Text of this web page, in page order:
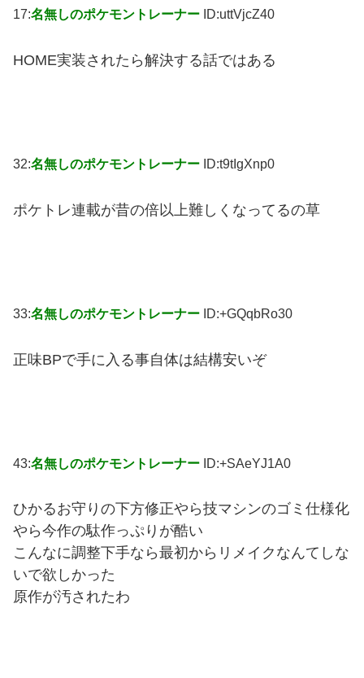
17:名無しのポケモントレーナー ID:uttVjcZ40
HOME実装されたら解決する話ではある
32:名無しのポケモントレーナー ID:t9tIgXnp0
ポケトレ連載が昔の倍以上難しくなってるの草
33:名無しのポケモントレーナー ID:+GQqbRo30
正味BPで手に入る事自体は結構安いぞ
43:名無しのポケモントレーナー ID:+SAeYJ1A0
ひかるお守りの下方修正やら技マシンのゴミ仕様化
やら今作の駄作っぷりが酷い
こんなに調整下手なら最初からリメイクなんてしな
いで欲しかった
原作が汚されたわ